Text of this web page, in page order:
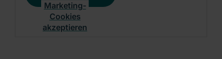
Marketing-
Cookies
akzeptieren